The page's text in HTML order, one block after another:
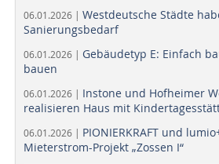
06.01.2026 | Westdeutsche Städte
Sanierungsbedarf
06.01.2026 | Gebäudetyp E: Einfach
bauen
06.01.2026 | Instone und Hofheimer
realisieren Haus mit
06.01.2026 | PIONIERKRAFT und
Mieterstrom-Projekt „Zossen I“